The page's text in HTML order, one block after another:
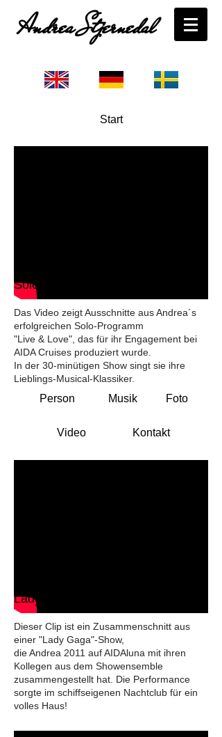
Andrea Stjernedal
Start
Solo Programm - Live & Love
Das Video zeigt Ausschnitte aus Andrea´s
erfolgreichen Solo-Programm
"Live & Love", das für ihr Engagement bei
AIDA Cruises produziert wurde.
In der 30-minütigen Show singt sie ihre
Lieblings-Musical-Klassiker.
Person Musik Foto
Video Kontakt
Lady Gaga Spot
Dieser Clip ist ein Zusammenschnitt aus
einer "Lady Gaga"-Show,
die Andrea 2011 auf AIDAluna mit ihren
Kollegen aus dem Showensemble
zusammengestellt hat. Die Performance
sorgte im schiffseigenen Nachtclub für ein
volles Haus!